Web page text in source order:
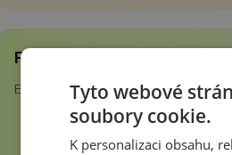
Roll Up bannery
Efektivní prezentace, snadná mobilita
Tyto webové
soubory cookie.
K personalizaci obsahu,